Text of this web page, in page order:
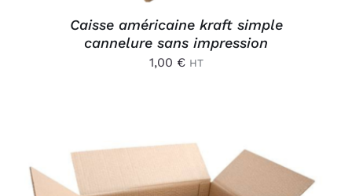
Caisse américaine kraft simple
cannelure sans impression
1,00 € HT